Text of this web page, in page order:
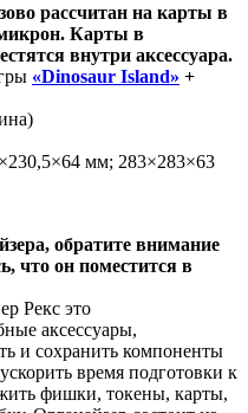
рассчитан на карты в
Карты в
внутри аксессуара.
«Dinosaur Island» +
мм; 283×283×63
обратите внимание
что он поместится в
Рекс это
аксессуары,
и сохранить компоненты
время подготовки к
фишки, токены, карты,